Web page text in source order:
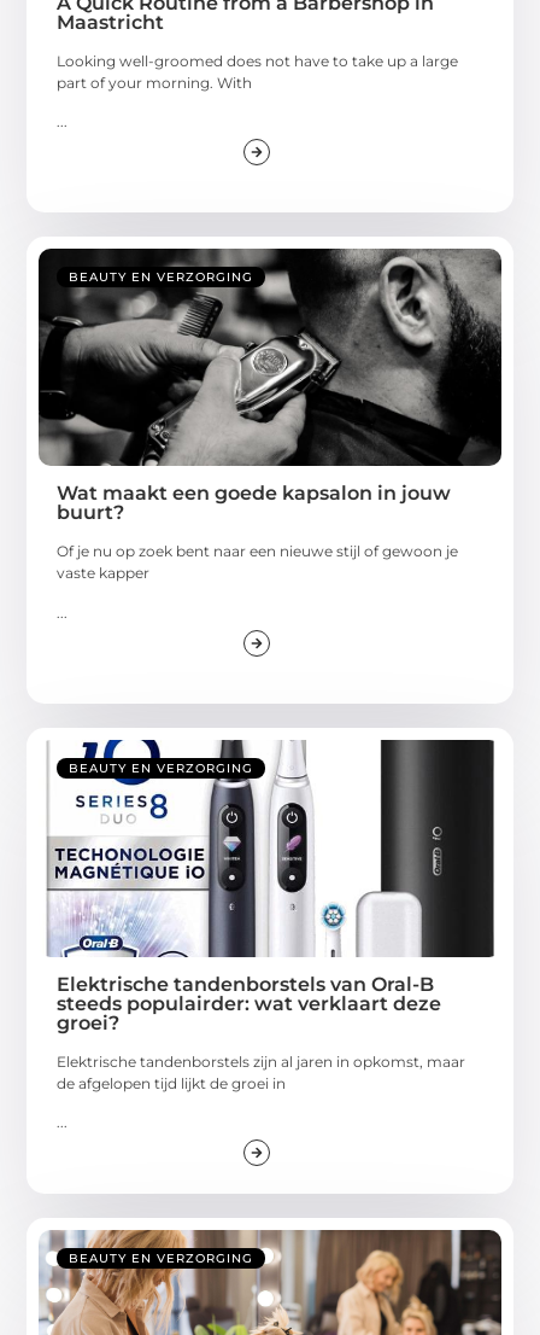
Maastricht
Looking well-groomed does not have to take up a large
part of your morning. With
...
BEAUTY EN VERZORGING
Wat maakt een goede kapsalon in jouw
buurt?
Of je nu op zoek bent naar een nieuwe stijl of gewoon je
vaste kapper
BEAUTY EN VERZORGING
Elektrische tandenborstels van Oral-B
steeds populairder: wat verklaart deze
groei?
Elektrische tandenborstels zijn al jaren in opkomst, maar
de afgelopen tijd lijkt de groei in
BEAUTY EN VERZORGING